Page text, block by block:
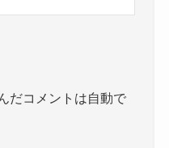
だコメントは自動で